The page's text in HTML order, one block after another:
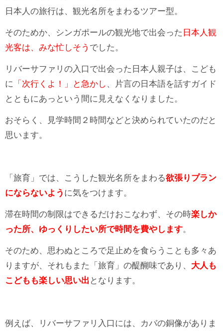
日本人の旅行は、観光名所をまわるツアー型。
そのためか、シンガポールの観光地で出会った 日本人観
光客は、みな忙しそう でした。
リバーサファリの入口で出会った日本人親子は、こども
に 「次行くよ！」と急かし 、片言の日本語を話すガイド
とともにあっという間に見えなくなりました。
おそらく、見学時間２時間などと決められていたのだと
思います。
「旅育」では、こうした観光名所をまわる欲張りプラン
にならないよう に気をつけます。
滞在時間の制限はできるだけおこなわず、その時楽しか
った所、ゆっくりしたい所で時間を費やします。
そのため、思わぬところで足止めを食らうことも多々あ
りますが、それもまた「旅育」の醍醐味であり、 大人も
こどもも楽しい思い出 となります。
例えば、リバーサファリ入口には、カバの銅像がありま